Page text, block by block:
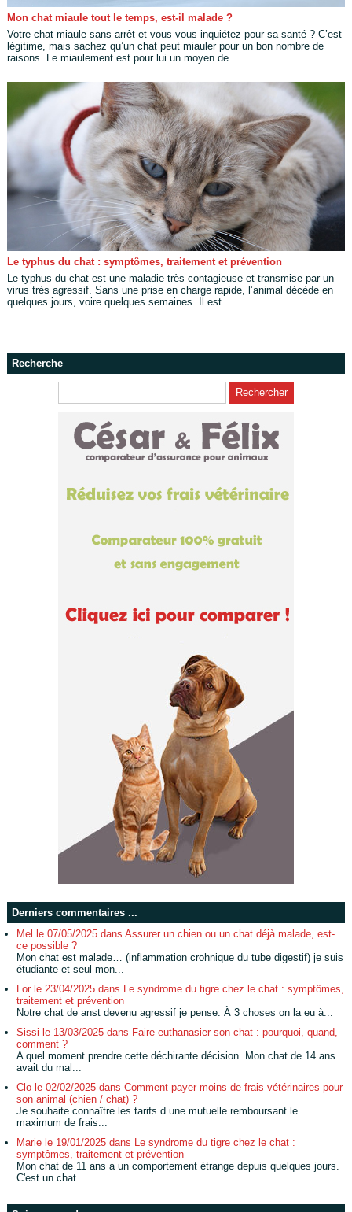
Mon chat miaule tout le temps, est-il malade ?
Votre chat miaule sans arrêt et vous vous inquiétez pour sa santé ? C’est
légitime, mais sachez qu’un chat peut miauler pour un bon nombre de
raisons. Le miaulement est pour lui un moyen de...
Le typhus du chat : symptômes, traitement et prévention
Le typhus du chat est une maladie très contagieuse et transmise par un
virus très agressif. Sans une prise en charge rapide, l’animal décède en
quelques jours, voire quelques semaines. Il est...
Recherche
Derniers commentaires ...
Mel le 07/05/2025 dans Assurer un chien ou un chat déjà malade, est-
ce possible ?
Mon chat est malade… (inflammation crohnique du tube digestif) je suis
étudiante et seul mon...
Lor le 23/04/2025 dans Le syndrome du tigre chez le chat : symptômes,
traitement et prévention
Notre chat de anst devenu agressif je pense. À 3 choses on la eu à...
Sissi le 13/03/2025 dans Faire euthanasier son chat : pourquoi, quand,
comment ?
A quel moment prendre cette déchirante décision. Mon chat de 14 ans
avait du mal...
Clo le 02/02/2025 dans Comment payer moins de frais vétérinaires pour
son animal (chien / chat) ?
Je souhaite connaître les tarifs d une mutuelle remboursant le
maximum de frais...
Marie le 19/01/2025 dans Le syndrome du tigre chez le chat :
symptômes, traitement et prévention
Mon chat de 11 ans a un comportement étrange depuis quelques jours.
C'est un chat...